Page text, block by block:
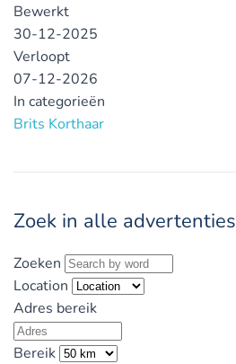
Bewerkt
30-12-2025
Verloopt
07-12-2026
In categorieën
Brits Korthaar
Zoek in alle advertenties
Zoeken
Location
Adres bereik
Bereik